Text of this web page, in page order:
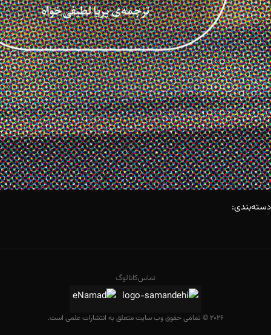
دسته‌بندی:
تماسکاتالوگ
2026 © تمامی حقوق وب سایت متعلق به انتشارات علمی است.